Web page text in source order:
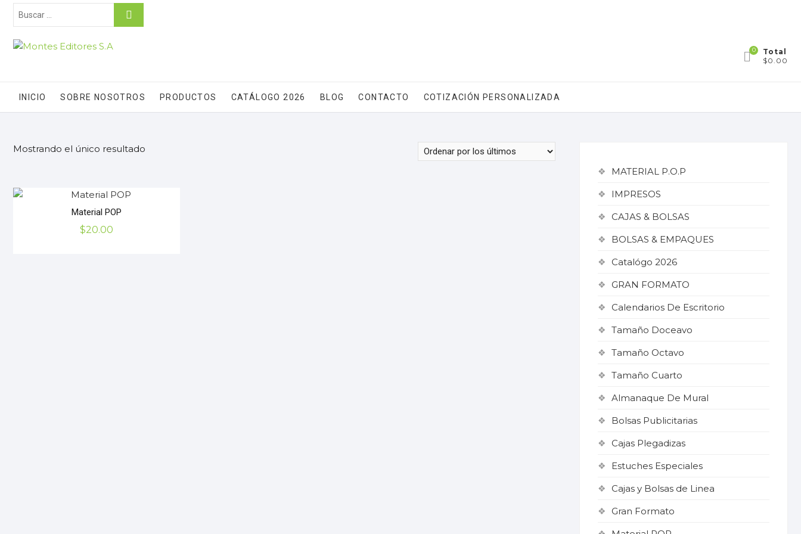
0
Total
$0.00
INICIO SOBRE NOSOTROS PRODUCTOS CATÁLOGO 2026 BLOG CONTACTO COTIZACIÓN PERSONALIZADA
Mostrando el único resultado
Material POP
$20.00
MATERIAL P.O.P
IMPRESOS
CAJAS & BOLSAS
BOLSAS & EMPAQUES
Catalógo 2026
GRAN FORMATO
Calendarios De Escritorio
Tamaño Doceavo
Tamaño Octavo
Tamaño Cuarto
Almanaque De Mural
Bolsas Publicitarias
Cajas Plegadizas
Estuches Especiales
Cajas y Bolsas de Linea
Gran Formato